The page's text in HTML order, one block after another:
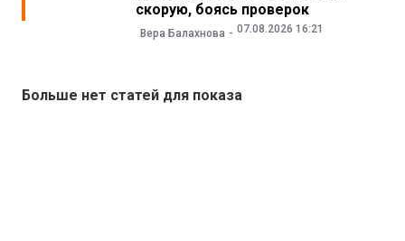
скорую, боясь проверок
Вера Балахнова 07.08.2026 16:21
Больше нет статей для показа